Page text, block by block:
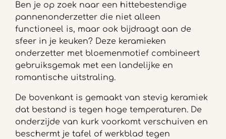
Ben je op zoek naar een hittebestendige
pannenonderzetter die niet alleen
functioneel is, maar ook bijdraagt aan de
sfeer in je keuken? Deze keramieken
onderzetter met bloemenmotief combineert
gebruiksgemak met een landelijke en
romantische uitstraling.
De bovenkant is gemaakt van stevig keramiek
dat bestand is tegen hoge temperaturen. De
onderzijde van kurk voorkomt verschuiven en
beschermt je tafel of werkblad tegen